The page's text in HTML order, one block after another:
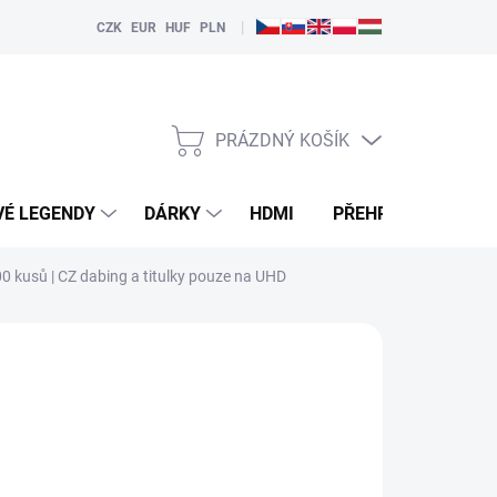
CZK EUR HUF PLN |
NÁKUPNÍ
PRÁZDNÝ KOŠÍK
LEGENDY DÁRKY HDMI PŘEHRÁVAČE
kusů | CZ dabing a titulky pouze na UHD